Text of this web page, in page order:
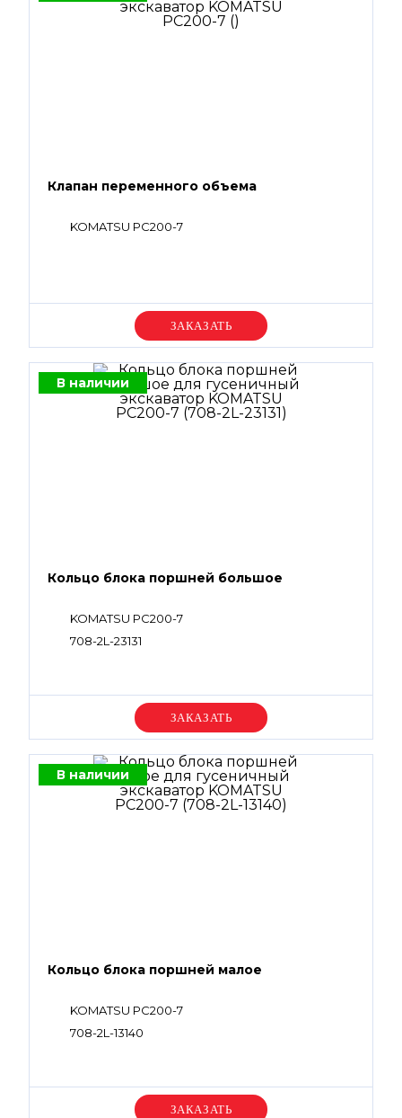
Клапан переменного объема
KOMATSU PC200-7
Уточняйте цену
В наличии
Кольцо блока поршней большое
KOMATSU PC200-7
708-2L-23131
Уточняйте цену
В наличии
Кольцо блока поршней малое
KOMATSU PC200-7
708-2L-13140
Уточняйте цену